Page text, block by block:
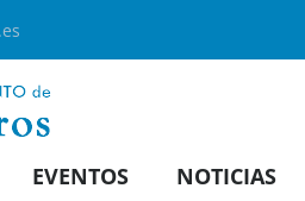
EVENTOS NOTICIAS